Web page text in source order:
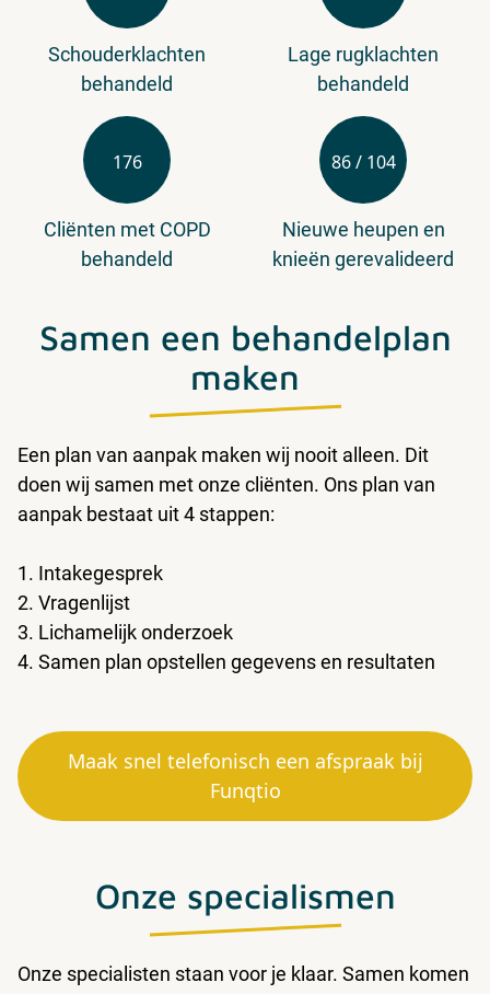
Schouderklachten
behandeld
Lage rugklachten
behandeld
176
Cliënten met COPD
behandeld
86 / 104
Nieuwe heupen en
knieën gerevalideerd
Samen een behandelplan
maken
Een plan van aanpak maken wij nooit alleen. Dit
doen wij samen met onze cliënten. Ons plan van
aanpak bestaat uit 4 stappen:
1. Intakegesprek
2. Vragenlijst
3. Lichamelijk onderzoek
4. Samen plan opstellen gegevens en resultaten
Maak snel telefonisch een afspraak bij
Funqtio
Onze specialismen
Onze specialisten staan voor je klaar. Samen komen